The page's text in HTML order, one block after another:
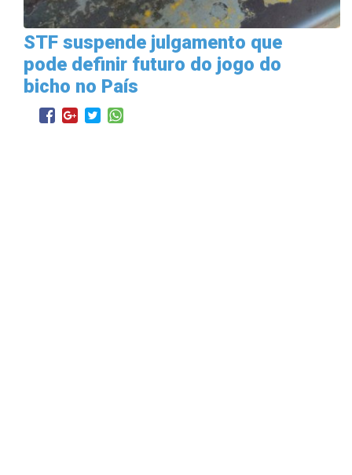
STF suspende julgamento que
pode definir futuro do jogo do
bicho no País